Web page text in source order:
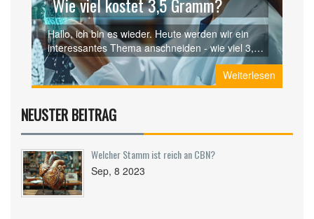
Hallo, ich bin es wieder. Heute werden wir ein
interessantes Thema anschneiden - wie viel 3,5
Gramm kosten könnte. Es könnte nützlich sein,
wenn Sie einen Preisvergleich haben möchten.
Lasst uns zusammen die Kosten für 3,5 Gramm
Bleiben Sie dabei und lassen Sie uns alle
nützlichen Informationen auspacken, die Sie
benötigen könnten.
Weiterlesen
NEUSTER BEITRAG
Welcher Stamm ist reich an CBN?
Sep, 8 2023